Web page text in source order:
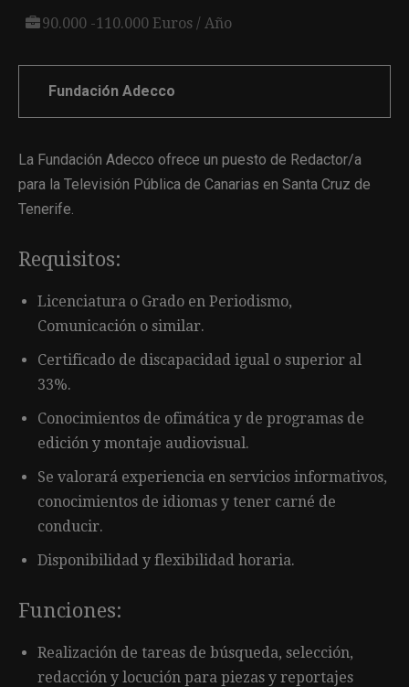
90.000 -110.000 Euros / Año
Fundación Adecco
La Fundación Adecco ofrece un puesto de Redactor/a
para la Televisión Pública de Canarias en Santa Cruz de
Tenerife.
Requisitos:
Licenciatura o Grado en Periodismo,
Comunicación o similar.
Certificado de discapacidad igual o superior al
33%.
Conocimientos de ofimática y de programas de
edición y montaje audiovisual.
Se valorará experiencia en servicios informativos,
conocimientos de idiomas y tener carné de
conducir.
Disponibilidad y flexibilidad horaria.
Funciones:
Realización de tareas de búsqueda, selección,
redacción y locución para piezas y reportajes